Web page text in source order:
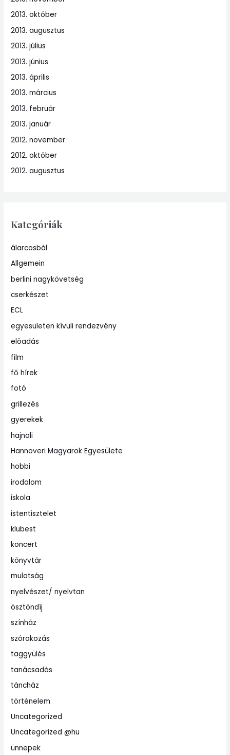
2013. október
2013. augusztus
2013. július
2013. június
2013. április
2013. március
2013. február
2013. január
2012. november
2012. október
2012. augusztus
Kategóriák
álarcosbál
Allgemein
berlini nagykövetség
cserkészet
ECL
egyesületen kívüli rendezvény
elöadás
film
fő hírek
fotó
grillezés
gyerekek
hajnali
Hannoveri Magyarok Egyesülete
hobbi
irodalom
iskola
istentisztelet
klubest
koncert
könyvtár
mulatság
nyelvészet/ nyelvtan
ösztöndíj
színház
szórakozás
taggyülés
tanácsadás
táncház
történelem
Uncategorized
Uncategorized @hu
ünnepek